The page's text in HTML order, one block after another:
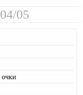
05
очки